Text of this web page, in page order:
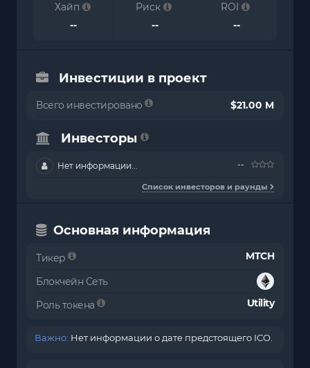
Хайп
--
Риск
--
ROI
--
Инвестиции в проект
Всего инвестировано $21.00 M
Инвесторы
Нет информации... --
Список инвесторов и раунды
Основная информация
Тикер MTCH
Блокчейн Сеть
Роль токена
Utility
Важно: Нет информации о дате предстоящего ICO.